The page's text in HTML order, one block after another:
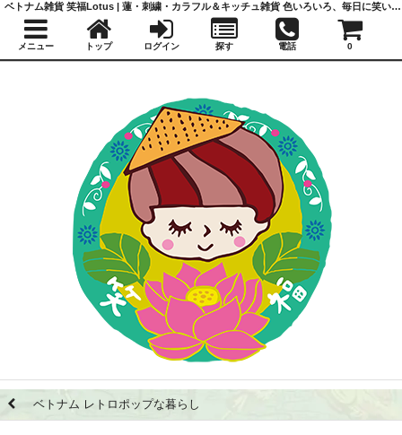
ベトナム レトロポップな暮らし
ベトナム雑貨 笑福Lotus | 蓮・刺繍・カラフル＆キッチュ雑貨 色いろいろ、毎日に笑いと福を
メニュー トップ ログイン 探す 電話 0